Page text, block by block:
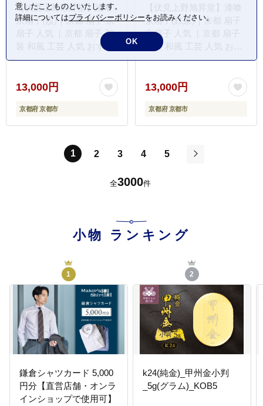
【伏見上野旭昇堂】漆喰
京扇子(霞)｜京都 扇子 京
扇子 人気［ 京都 扇子 和
装 和風 工芸 人気 おすす
め ギフト プレゼント 贈
無料 ふるさと納税 ］
13,000円
京都府 京都市
【伏見上野旭昇堂】漆喰
京扇子(鉄泉)｜京都 扇子
京扇子 人気［ 京都 扇子
和装 和風 工芸 人気 おす
すめ ギフト プレゼント
料無料 ふるさと納税 ］
13,000円
京都府 京都市
1 2 3 4
5
全3000件
小物 ランキング
1
鎌倉シャツカード 5,000
円分【直営店舗・オンラ
インショップで使用可】
2
k24(純金)_甲州金小判
_5g(グラム)_KOB5
意したことものといたします。
詳細についてはプライバシーポリシーをお読みください。
OK